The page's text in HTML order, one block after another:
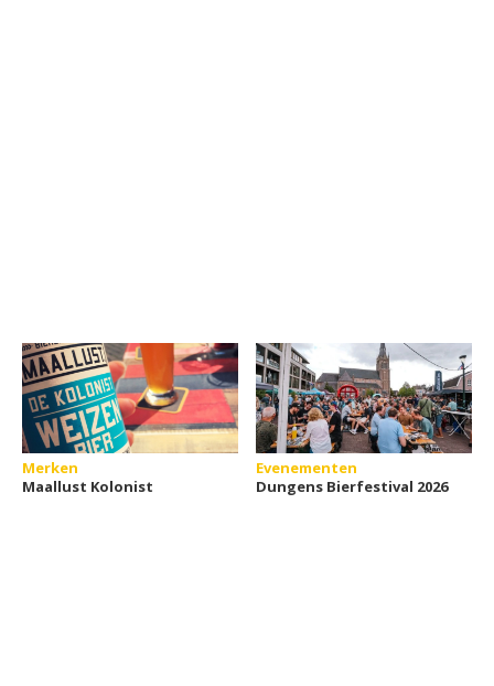
Merken
Maallust Kolonist
Evenementen
Dungens Bierfestival 2026